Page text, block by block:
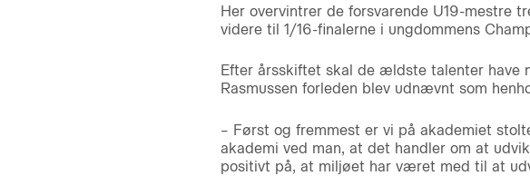
Her overvintrer de forsvarende U19-mestre
videre til 1/16-finalerne i ungdommens
Efter årsskiftet skal de ældste talenter have
Rasmussen forleden blev udnævnt som
– Først og fremmest er vi på akademiet
akademi ved man, at det handler om at
positivt på, at miljøet har været med til at